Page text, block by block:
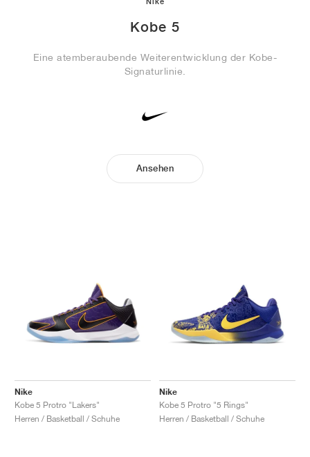
Kobe 5
Eine atemberaubende Weiterentwicklung der Kobe-
Signaturlinie.
Ansehen
Nike
Kobe 5 Protro "Lakers"
Herren / Basketball / Schuhe
Nike
Kobe 5 Protro "5 Rings"
Herren / Basketball / Schuhe